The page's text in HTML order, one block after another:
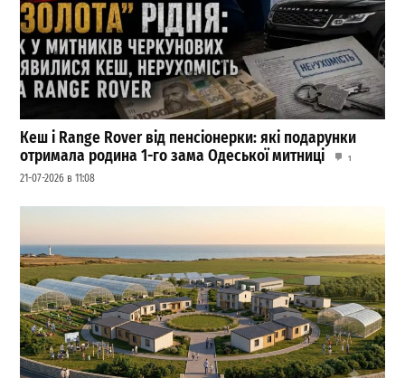
Кеш і Range Rover від пенсіонерки: які подарунки
отримала родина 1-го зама Одеської митниці
1
21-07-2026 в 11:08